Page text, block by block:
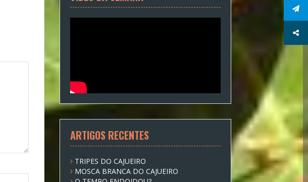
ARTIGOS RECENTES
TRIPES DO CAJUEIRO
MOSCA BRANCA DO CAJUEIRO